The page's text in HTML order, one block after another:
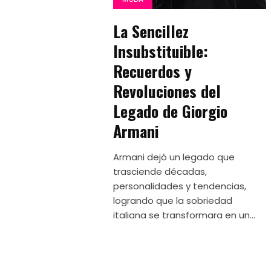
La Sencillez
Insubstituible:
Recuerdos y
Revoluciones del
Legado de Giorgio
Armani
Armani dejó un legado que
trasciende décadas,
personalidades y tendencias,
logrando que la sobriedad
italiana se transformara en un...